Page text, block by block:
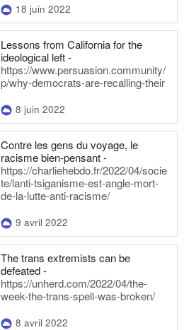
18 juin 2022
Lessons from California for the
ideological left -
https://www.persuasion.community/
p/why-democrats-are-recalling-their
8 juin 2022
Contre les gens du voyage, le
racisme bien-pensant -
https://charliehebdo.fr/2022/04/socie
te/lanti-tsiganisme-est-angle-mort-
de-la-lutte-anti-racisme/
9 avril 2022
The trans extremists can be
defeated -
https://unherd.com/2022/04/the-
week-the-trans-spell-was-broken/
8 avril 2022